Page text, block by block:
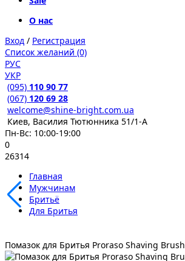
О нас
Вход / Регистрация
Список желаний (0)
РУС
УКР
(095) 110 90 77
(067) 120 69 28
welcome@shine-bright.com.ua
Киев, Василия Тютюнника 51/1-А
Пн-Вс: 10:00-19:00
0
26314
Главная
Мужчинам
Бритьё
Для Бритья
Помазок для Бритья Proraso Shaving Brush